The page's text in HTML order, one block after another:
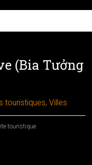
(Bia Tưởng
touristiques,Villes
touristique